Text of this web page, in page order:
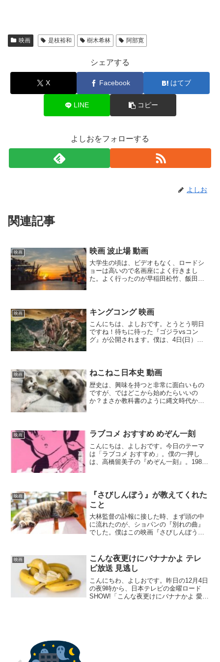
映画 是枝裕和 樹木希林 阿部寛
シェアする
X Facebook はてブ
LINE コピー
よしおをフォローする
よしお
関連記事
映画 映画 波止場 動画
大学生の頃は、ビデオもなく、ロードシ
ョーは高いので名画座によく行きまし
た。よく行ったのが早稲田松竹、飯田橋
で頑張っているを観て感動しました。佳
作座はもう30年ほど前に閉館ギンレイホ
ールが現役。
映画 キングコング 映画
こんにちは、よしおです。とうとう明日
ですね！待ちに待った『ゴジラvsコン
グ』が公開されます。僕は、4日(日）に
vsコング』が5月14...
映画 ねこねこ日本史 動画
歴史は、興味を持つと非常に面白いもの
ですが、ではどこから始めたらいいの
か？まさか教科書のように縄文時代から
映画 ラブコメ おすすめ めぞん一刻
こんにちは、よしおです。今日のテーマ
は「ラブコメ おすすめ」。僕の一押し
は、高橋留美子の『めぞん一刻』。1980
画が連載されたいた...
映画
『さびしんぼう』が教えてくれた
こと
大林監督の訃報に接した時、まず頭の中
に流れたのが、ショパンの『別れの曲』
でした。僕はこの映画『さびしんぼう』
ましたが、『別れの曲』と高校生の淡い
恋の物語ということをかすかに憶えてい
ました。
映画
こんな夜更けにバナナかよ テレ
ビ放送 見逃し
こんにちわ、よしおです。昨日の12月4日
の夜9時から、日本テレビの金曜ロード
SHOW!「こんな夜更けにバナナかよ 愛し